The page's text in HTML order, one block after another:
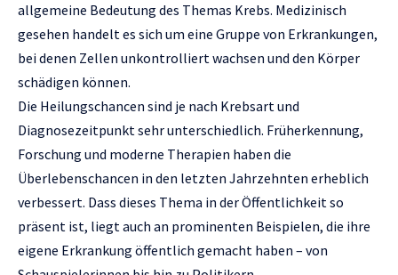
allgemeine Bedeutung des Themas Krebs. Medizinisch
gesehen handelt es sich um eine Gruppe von Erkrankungen,
bei denen Zellen unkontrolliert wachsen und den Körper
schädigen können.
Die Heilungschancen sind je nach Krebsart und
Diagnosezeitpunkt sehr unterschiedlich. Früherkennung,
Forschung und moderne Therapien haben die
Überlebenschancen in den letzten Jahrzehnten erheblich
verbessert. Dass dieses Thema in der Öffentlichkeit so
präsent ist, liegt auch an prominenten Beispielen, die ihre
eigene Erkrankung öffentlich gemacht haben – von